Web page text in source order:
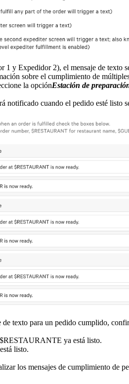
y Expedidor 2), el mensaje de texto
sobre el cumplimiento de
la opciónEstación de
notificado cuando el pedido esté listo
texto para un pedido cumplido,
ya está listo.
listo.
los mensajes de cumplimiento de